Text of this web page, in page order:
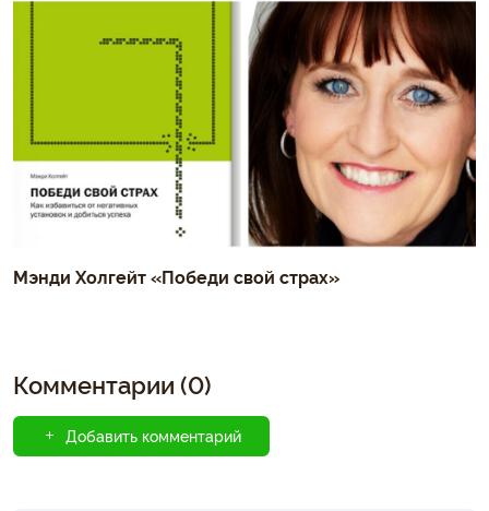
Мэнди Холгейт «Победи свой страх»
Комментарии (0)
Добавить комментарий